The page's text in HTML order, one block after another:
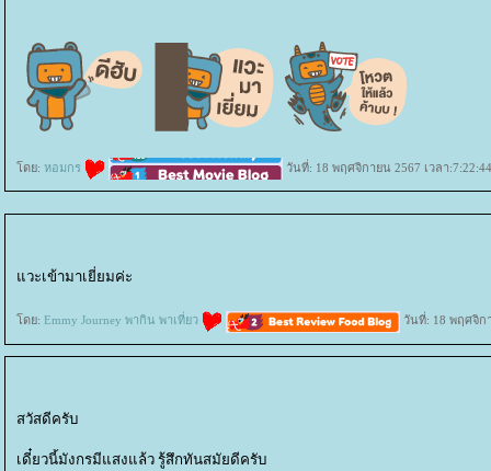
ดย: หอมกร วันที่: 18 พฤศจิกายน 2567 เวลา
วะเข้ามาเยี่ยมค่ะ
ดย: Emmy Journey พากิน พาเที่ยว วันที่: 18 พฤศจิก
สวัสดีครับ
เดี๋ยวนี้มังกรมีแสงแล้ว รู้สึกทันสมัยดีครับ